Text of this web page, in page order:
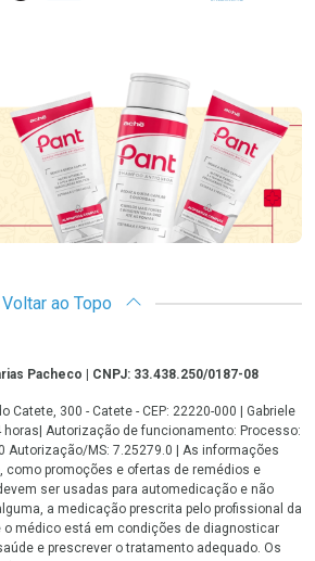
Destaque
Voltar ao Topo
Pacheco | CNPJ: 33.438.250/0187-08
Catete, 300 - Catete - CEP: 22220-000 | Gabriele
horas| Autorização de funcionamento: Processo:
Autorização/MS: 7.25279.0 | As informações
como promoções e ofertas de remédios e
ser usadas para automedicação e não
a medicação prescrita pelo profissional da
o médico está em condições de diagnosticar
e prescrever o tratamento adequado. Os